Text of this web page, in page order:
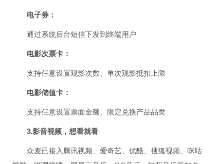
电子券：
通过系统后台短信下发到终端用户
电影次票卡：
支持任意设置观影次数、单次观影抵扣上限
电影储值卡：
支持任意设置票面金额、限定兑换产品品类
3.影音视频，想看就看
众麦已接入腾讯视频、爱奇艺、优酷、搜狐视频、咪咕